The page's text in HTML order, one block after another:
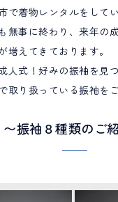
で着物レンタルをして
無事に終わり、来年の
増えてきております。
人式！好みの振袖を見
取り扱っている振袖を
〜振袖８種類のご